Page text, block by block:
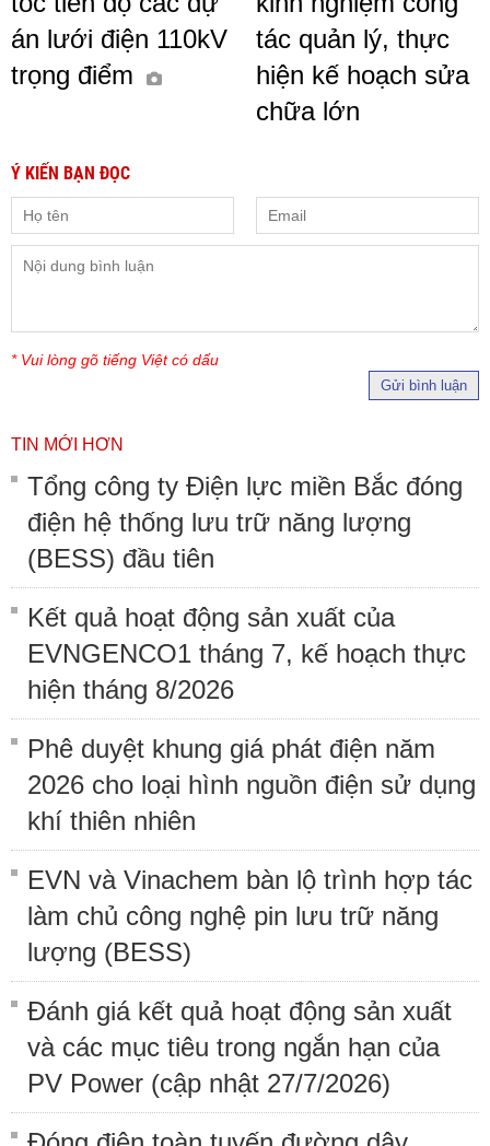
án lưới điện 110kV
trọng điểm
tác quản lý, thực
hiện kế hoạch sửa
chữa lớn
Ý KIẾN BẠN ĐỌC
* Vui lòng gõ tiếng Việt có dấu
Gửi bình luận
TIN MỚI HƠN
Tổng công ty Điện lực miền Bắc đóng
điện hệ thống lưu trữ năng lượng
(BESS) đầu tiên
Kết quả hoạt động sản xuất của
EVNGENCO1 tháng 7, kế hoạch thực
hiện tháng 8/2026
Phê duyệt khung giá phát điện năm
2026 cho loại hình nguồn điện sử dụng
khí thiên nhiên
EVN và Vinachem bàn lộ trình hợp tác
làm chủ công nghệ pin lưu trữ năng
lượng (BESS)
Đánh giá kết quả hoạt động sản xuất
và các mục tiêu trong ngắn hạn của
PV Power (cập nhật 27/7/2026)